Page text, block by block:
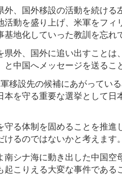
外、国外移設の活動を続け
活動を盛り上げ、米軍をフ
地化していった教訓を忘れ
県外、国外に追い出すこと
中国へメッセージを送るこ
移設先の候補にあがってい
本を守る重要な選挙として
守る体制を固めることを推
るのではないかと考えます。
南シナ海に動き出した中国
こりえる大変な事件である